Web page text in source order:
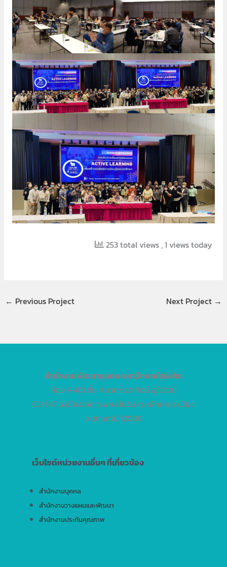
253 total views , 1 views today
← Previous Project Next Project →
สำนักงานพัฒนาบุคคล มหาวิทยาลัยรังสิต
ห้อง 1-401 ชั้น 4 อาคารอาทิตย์ อุไรรัตน์
52/347 ม.เมืองเอก ถ.พหลโยธิน ต.หลักหก อ.เมือง
จ.ปทุมธานี 12000
เว็บไซต์หน่วยงานอื่นๆ ที่เกี่ยวข้อง
สำนักงานบุคคล
สำนักงานวางแผนและพัฒนา
สำนักงานประกันคุณภาพ